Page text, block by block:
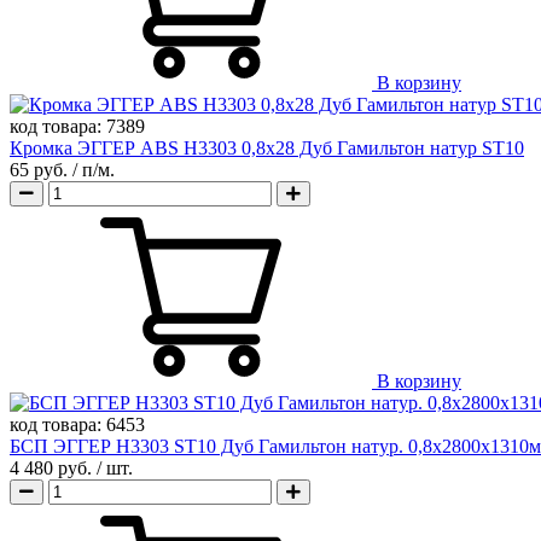
В корзину
код товара: 7389
Кромка ЭГГЕР ABS H3303 0,8х28 Дуб Гамильтон натур ST10
65 руб. / п/м.
В корзину
код товара: 6453
БСП ЭГГЕР H3303 ST10 Дуб Гамильтон натур.
4 480 руб. / шт.